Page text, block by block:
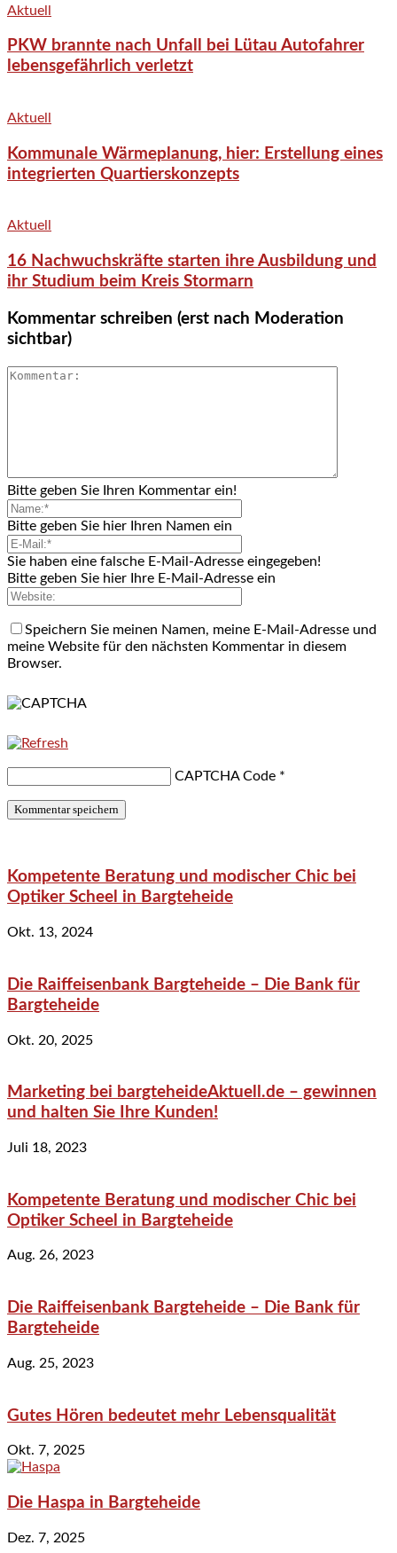
Aktuell
PKW brannte nach Unfall bei Lütau Autofahrer
lebensgefährlich verletzt
Aktuell
Kommunale Wärmeplanung, hier: Erstellung eines
integrierten Quartierskonzepts
Aktuell
16 Nachwuchskräfte starten ihre Ausbildung und
ihr Studium beim Kreis Stormarn
Kommentar schreiben (erst nach Moderation
sichtbar)
Bitte geben Sie Ihren Kommentar ein!
Bitte geben Sie hier Ihren Namen ein
Sie haben eine falsche E-Mail-Adresse eingegeben!
Bitte geben Sie hier Ihre E-Mail-Adresse ein
Speichern Sie meinen Namen, meine E-Mail-Adresse und
meine Website für den nächsten Kommentar in diesem
Browser.
CAPTCHA Code *
Kompetente Beratung und modischer Chic bei
Optiker Scheel in Bargteheide
Okt. 13, 2024
Die Raiffeisenbank Bargteheide – Die Bank für
Bargteheide
Okt. 20, 2025
Marketing bei bargteheideAktuell.de – gewinnen
und halten Sie Ihre Kunden!
Juli 18, 2023
Kompetente Beratung und modischer Chic bei
Optiker Scheel in Bargteheide
Aug. 26, 2023
Die Raiffeisenbank Bargteheide – Die Bank für
Bargteheide
Aug. 25, 2023
Gutes Hören bedeutet mehr Lebensqualität
Okt. 7, 2025
Die Haspa in Bargteheide
Dez. 7, 2025